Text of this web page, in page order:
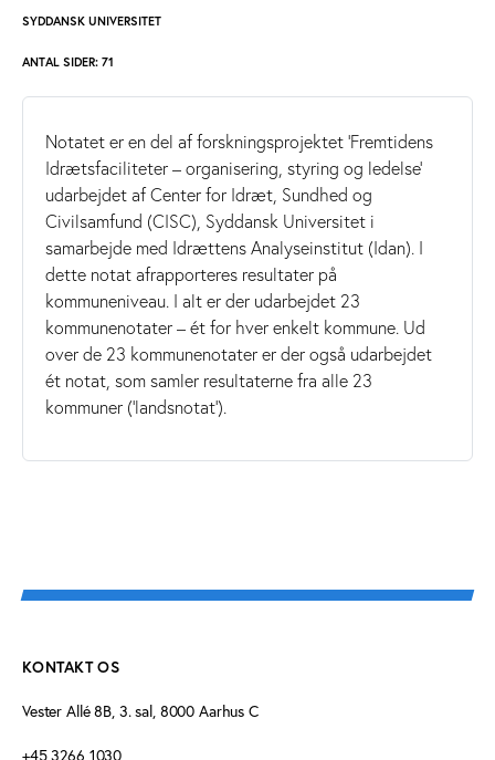
SYDDANSK UNIVERSITET
ANTAL SIDER: 71
Notatet er en del af forskningsprojektet ’Fremtidens
Idrætsfaciliteter – organisering, styring og ledelse’
udarbejdet af Center for Idræt, Sundhed og
Civilsamfund (CISC), Syddansk Universitet i
samarbejde med Idrættens Analyseinstitut (Idan). I
dette notat afrapporteres resultater på
kommuneniveau. I alt er der udarbejdet 23
kommunenotater – ét for hver enkelt kommune. Ud
over de 23 kommunenotater er der også udarbejdet
ét notat, som samler resultaterne fra alle 23
kommuner (’landsnotat’).
KONTAKT OS
Vester Allé 8B, 3. sal, 8000 Aarhus C
+45 3266 1030